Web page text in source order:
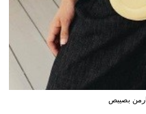
كارمن بصيبص